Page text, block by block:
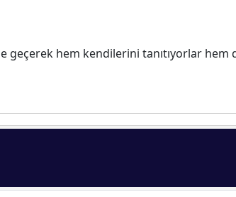
geçerek hem kendilerini tanıtıyorlar hem